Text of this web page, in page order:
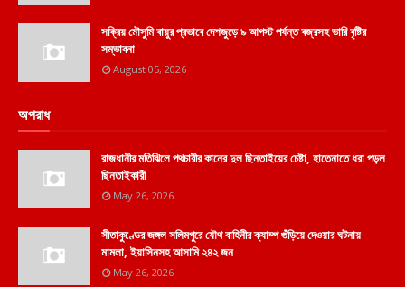
সক্রিয় মৌসুমি বায়ুর প্রভাবে দেশজুড়ে ৯ আগস্ট পর্যন্ত বজ্রসহ ভারি বৃষ্টির
সম্ভাবনা
August 05, 2026
অপরাধ
রাজধানীর মতিঝিলে পথচারীর কানের দুল ছিনতাইয়ের চেষ্টা, হাতেনাতে ধরা পড়ল
ছিনতাইকারী
May 26, 2026
সীতাকুণ্ডের জঙ্গল সলিমপুরে যৌথ বাহিনীর ক্যাম্প গুঁড়িয়ে দেওয়ার ঘটনায়
মামলা, ইয়াসিনসহ আসামি ২৪২ জন
May 26, 2026